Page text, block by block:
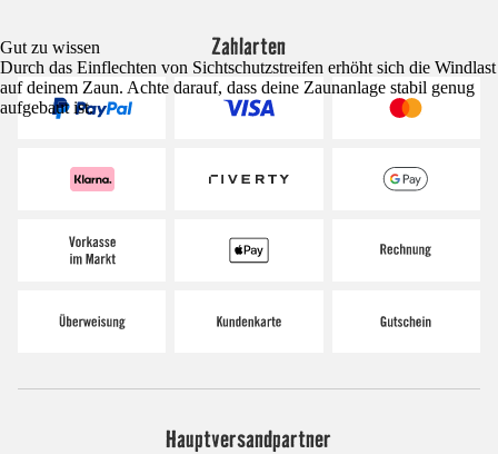
Gut zu wissen
Durch das Einflechten von Sichtschutzstreifen erhöht sich die Windlast
auf deinem Zaun. Achte darauf, dass deine Zaunanlage stabil genug
aufgebaut ist.
Zahlarten
Hauptversandpartner